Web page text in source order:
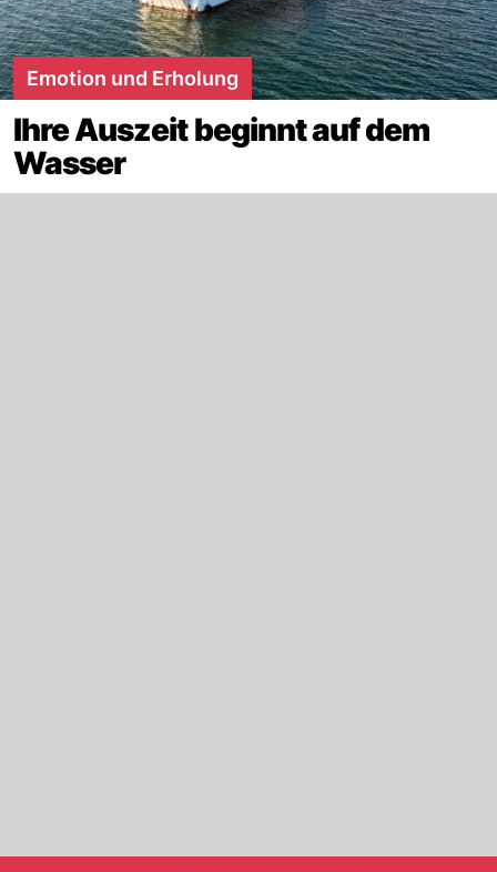
Emotion und Erholung
Ihre Auszeit beginnt auf dem
Wasser